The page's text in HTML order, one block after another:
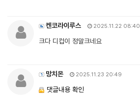
켄코라이루스 2025.11.22 08:40
크다 디컵이 정말크네요
망치몬 2025.11.23 20:49
댓글내용 확인